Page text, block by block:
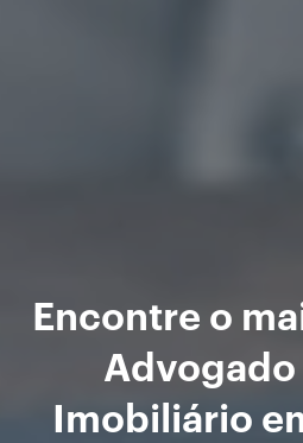
Encontre o
Imobiliário